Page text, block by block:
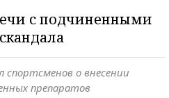
с подчиненными
о внесении
препаратов